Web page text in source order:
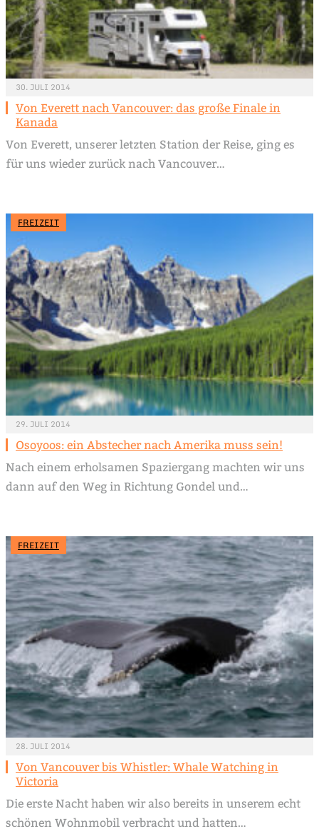
30. JULI 2014
Von Everett nach Vancouver: das große Finale in
Kanada
Von Everett, unserer letzten Station der Reise, ging es
für uns wieder zurück nach Vancouver…
FREIZEIT
29. JULI 2014
Osoyoos: ein Abstecher nach Amerika muss sein!
Nach einem erholsamen Spaziergang machten wir uns
dann auf den Weg in Richtung Gondel und…
FREIZEIT
28. JULI 2014
Von Vancouver bis Whistler: Whale Watching in
Victoria
Die erste Nacht haben wir also bereits in unserem echt
schönen Wohnmobil verbracht und hatten…